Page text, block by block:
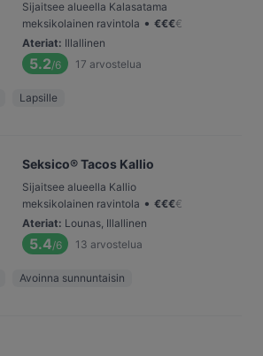
Sijaitsee alueella Kalasatama
meksikolainen ravintola • €€€€
Ateriat: Illallinen
5.2/6 17 arvostelua
Lapsille
Seksico® Tacos Kallio
Sijaitsee alueella Kallio
meksikolainen ravintola • €€€€
Ateriat: Lounas, Illallinen
5.4/6 13 arvostelua
Avoinna sunnuntaisin